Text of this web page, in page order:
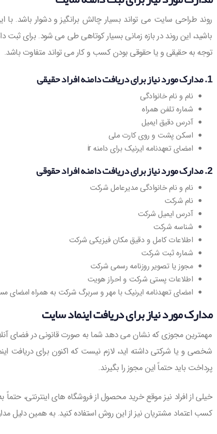
روند طراحی سایت می تواند بسیار چالش برانگیز و دشوار باشد. با
باشید، این روند در بازه زمانی بسیار کوتاهی طی می شود. برای ثبت
توجه به حقیقی و یا حقوقی بودن کسب و کار می تواند متفاوت باشد.
1. مدارک مورد نیاز برای دریافت دامنه افراد حقیقی
نام و نام خانوادگی
شماره تلفن همراه
آدرس دقیق ایمیل
اسکن پشت و روی کارت ملی
امضای تعهدنامه ایرنیک برای دامنه ir
2. مدارک مورد نیاز برای دریافت دامنه افراد حقوقی
نام و نام خانوادگی مدیرعامل شرکت
نام شرکت
آدرس ایمیل شرکت
شناسه شرکت
اطلاعات کامل و دقیق مکان فیزیکی شرکت
شماره ثبت شرکت
مجوز یا تصویر روزنامه رسمی شرکت
اطلاعات پستی شرکت و احراز هویت
امضای تعهدنامه ایرنیک با مهر و سربرگ شرکت به همراه امضای
مدارک مورد نیاز برای دریافت اینماد سایت
مهمترین مجوزی که نشان می دهد شما به صورت قانونی در فضای
شخصی و یا شرکتی داشته اید، لازم نیست که اکنون برای دریافت
پرداخت باید حتماً این مجوز را بگیرند.
خیلی از افراد نیز موقع خرید محصول از فروشگاه های اینترنتی،
کسب اعتماد مشتریان نیز از این روش استفاده کنید. به همین دلیل